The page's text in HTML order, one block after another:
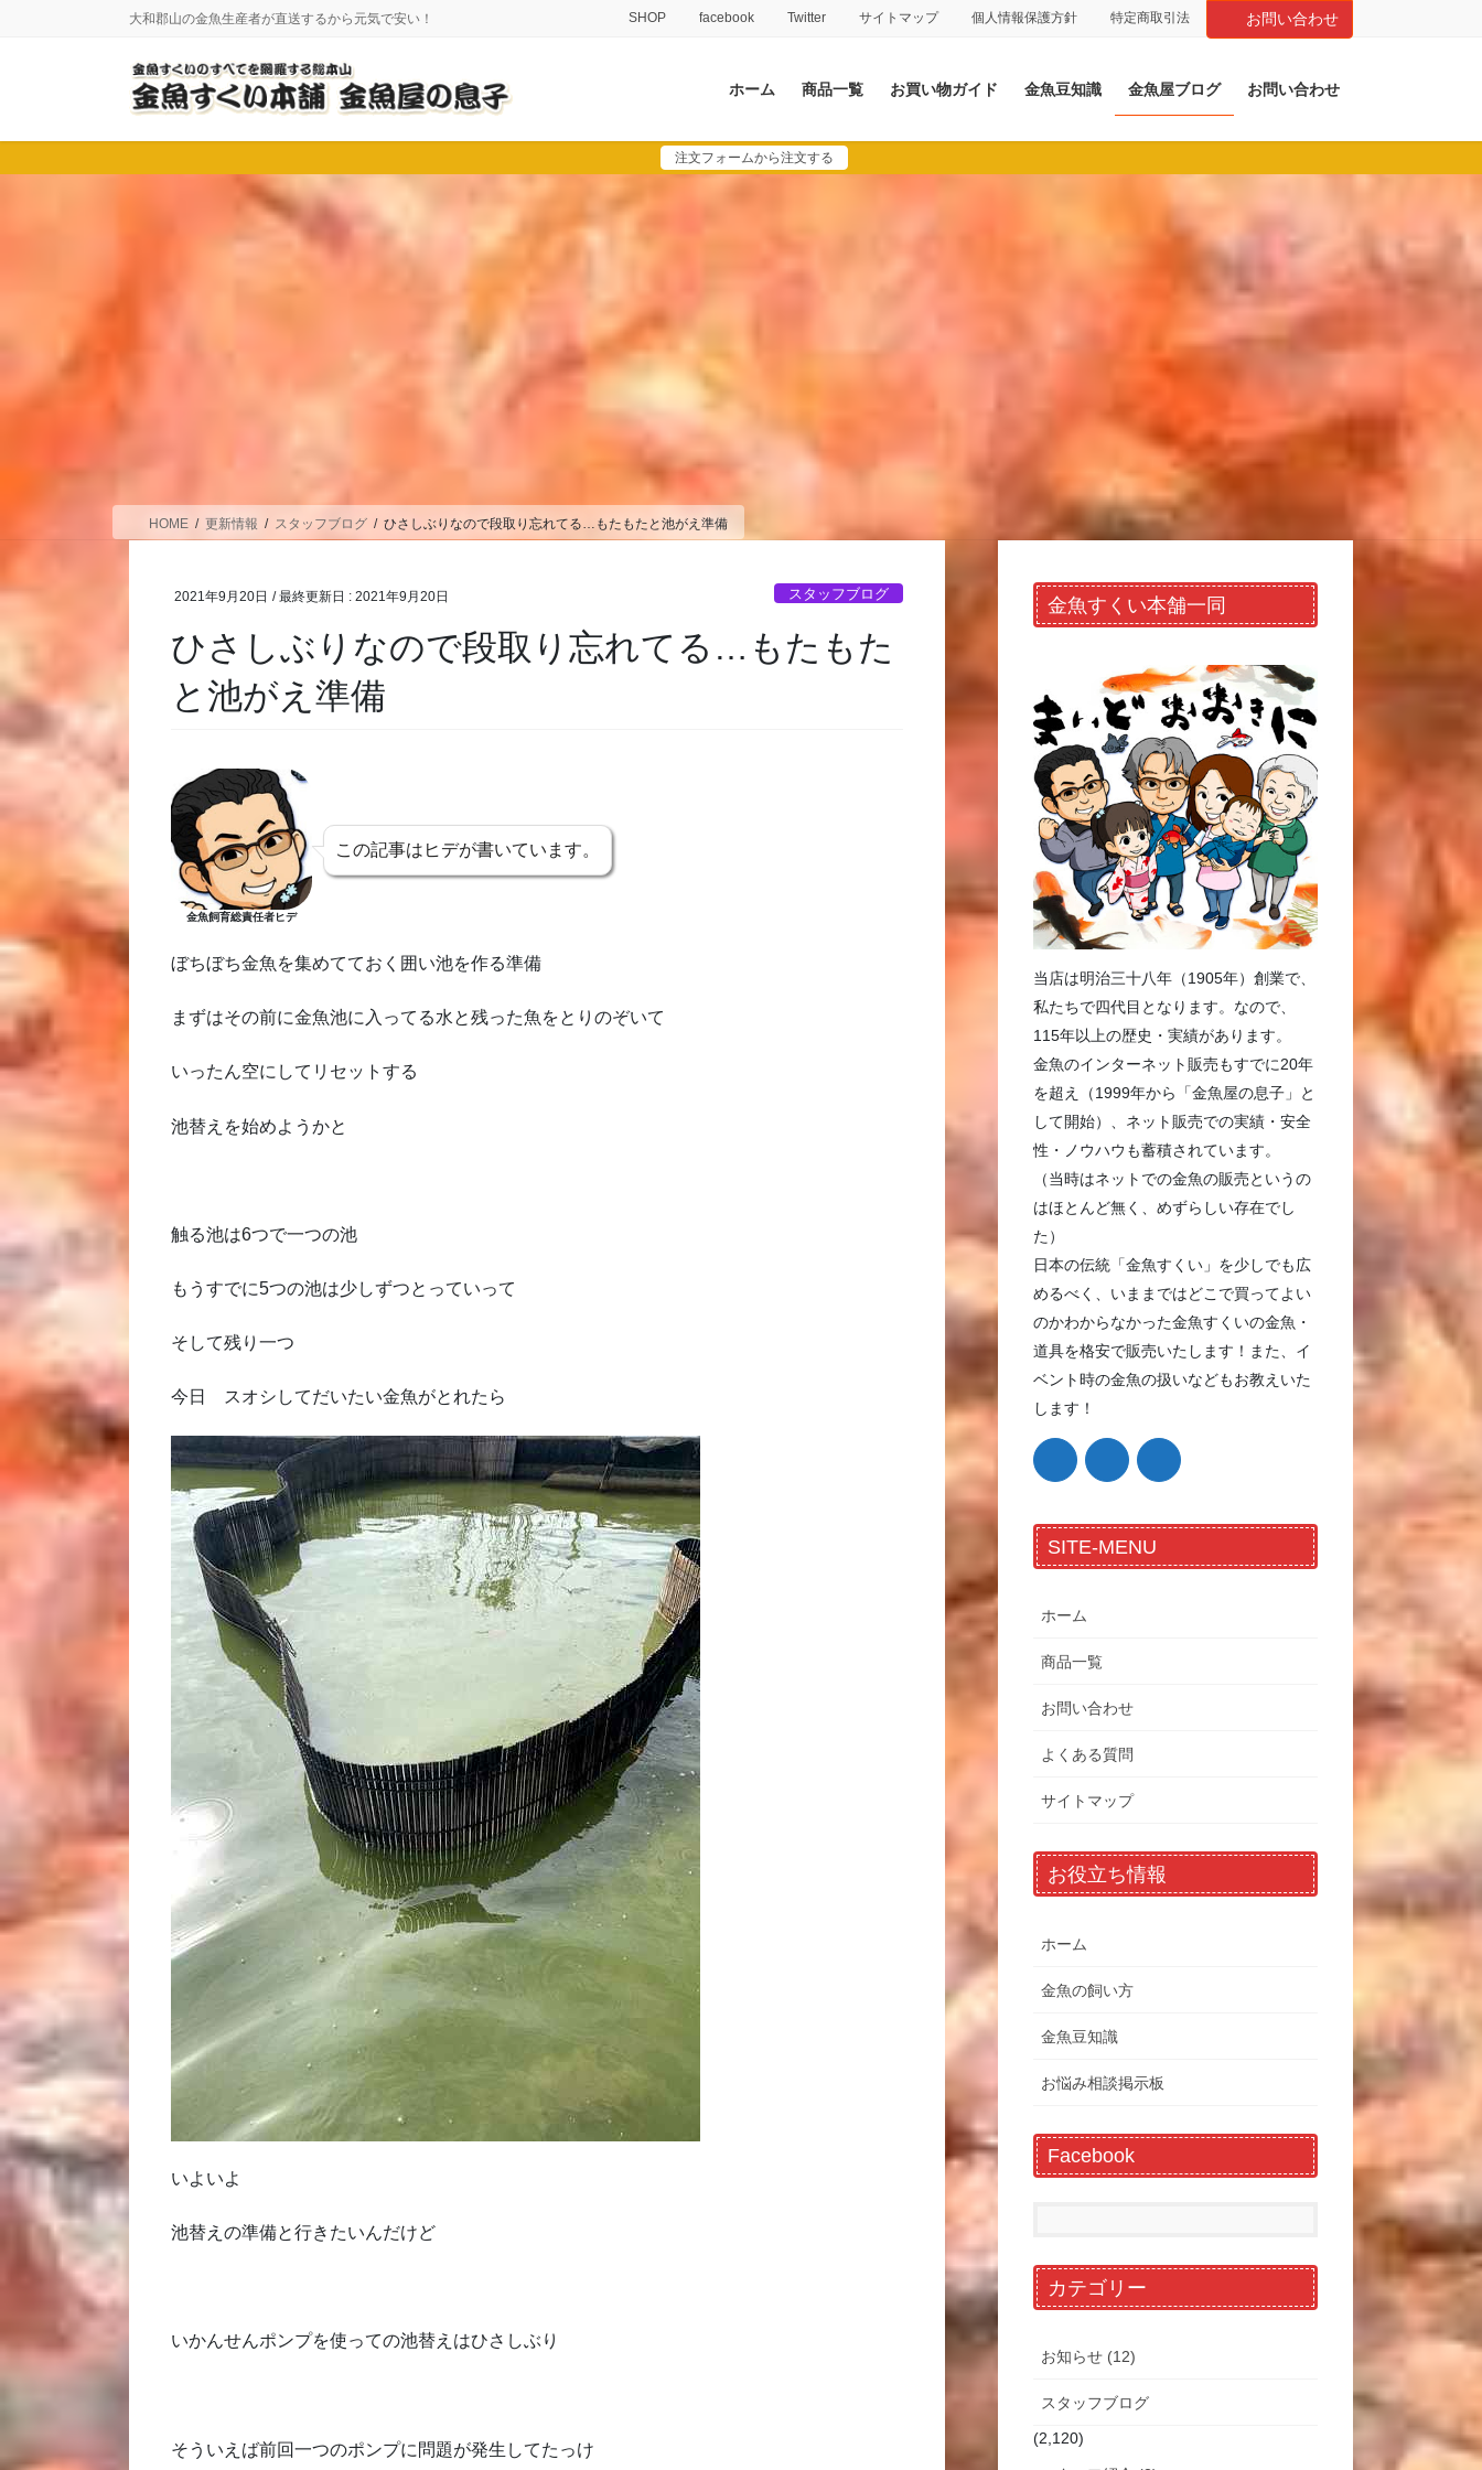
に
移
ョ
ン
大和郡山の金魚生産者が直送するから元気で安い！ SHOP facebook Twitter サイトマップ 個人情報保護方針 特定商取引法 お問い合わせ
ホーム 商品一覧 お買い物ガイド 金魚豆知識 金魚屋ブログ お問い合わせ
注文フォームから注文する
HOME 更新情報 スタッフブログ ひさしぶりなので段取り忘れてる…もたもたと池がえ準備
2021年9月20日 / 最終更新日 :2021年9月20日 スタッフブログ
ひさしぶりなので段取り忘れてる…もたもた
と池がえ準備
金魚飼育総責任者ヒデ
この記事はヒデが書いています。
ぼちぼち金魚を集めてておく囲い池を作る準備
まずはその前に金魚池に入ってる水と残った魚をとりのぞいて
いったん空にしてリセットする
池替えを始めようかと
触る池は6つで一つの池
もうすでに5つの池は少しずつとっていって
そして残り一つ
今日 スオシしてだいたい金魚がとれたら
いよいよ
池替えの準備と行きたいんだけど
いかんせんポンプを使っての池替えはひさしぶり
そういえば前回一つのポンプに問題が発生してたっけ
金魚すくい本舗一同
当店は明治三十八年（1905年）創業で、
私たちで四代目となります。なので、
115年以上の歴史・実績があります。
金魚のインターネット販売もすでに20年
を超え（1999年から「金魚屋の息子」と
して開始）、ネット販売での実績・安全
性・ノウハウも蓄積されています。
（当時はネットでの金魚の販売というの
はほとんど無く、めずらしい存在でし
た）
日本の伝統「金魚すくい」を少しでも広
めるべく、いままではどこで買ってよい
のかわからなかった金魚すくいの金魚・
道具を格安で販売いたします！また、イ
ベント時の金魚の扱いなどもお教えいた
します！
SITE-MENU
ホーム
商品一覧
お問い合わせ
よくある質問
サイトマップ
お役立ち情報
ホーム
金魚の飼い方
金魚豆知識
お悩み相談掲示板
Facebook
カテゴリー
お知らせ (12)
スタッフブログ
(2,120)